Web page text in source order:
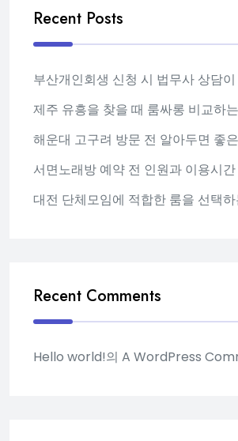
Recent Posts
부산개인회생 신청 시 법무사 상담
제주 유흥을 찾을 때 룸싸롱 비교하
해운대 고구려 방문 전 알아두면 좋
서면노래방 예약 전 인원과 이용시
대전 단체모임에 적합한 룸을 선택
Recent Comments
Hello world!의 A WordPress